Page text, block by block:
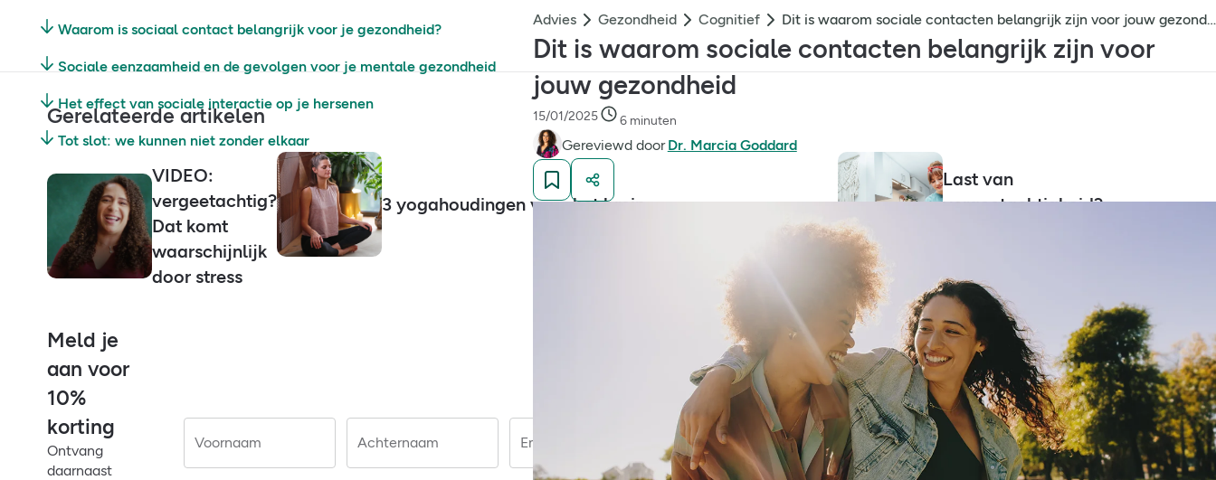
Waarom is sociaal contact belangrijk voor je gezondheid?
Sociale eenzaamheid en de gevolgen voor je mentale gezondheid
Het effect van sociale interactie op je hersenen
Tot slot: we kunnen niet zonder elkaar
Advies Gezondheid Cognitief Dit is waarom sociale contacten belangrijk zijn voor jouw gezondheid
Dit is waarom sociale contacten belangrijk zijn voor
jouw gezondheid
15/01/2025 6 minuten
Gereviewd door Dr. Marcia Goddard
Gerelateerde artikelen
VIDEO:
vergeetachtig?
Dat komt
waarschijnlijk
door stress
3 yogahoudingen voor het brein
Last van
vergeetachtigheid?
Meld je
aan voor
10%
korting
Ontvang
daarnaast
Voornaam Achternaam Email Aanmelden